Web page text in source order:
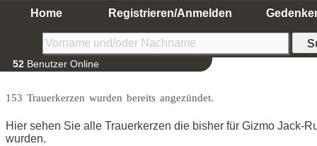
Home Registrieren/Anmelden
52 Benutzer Online
153 Trauerkerzen wurden bereits angezündet.
Hier sehen Sie alle Trauerkerzen die bisher für Gizmo Jack-
wurden.